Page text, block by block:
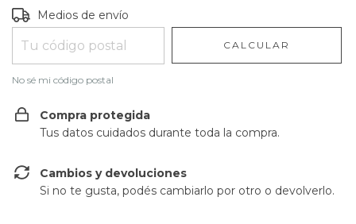
Entregas para el CP:
Medios de envío
CALCULAR
No sé mi código postal
Compra protegida
Tus datos cuidados durante toda la compra.
Cambios y devoluciones
Si no te gusta, podés cambiarlo por otro o devolverlo.